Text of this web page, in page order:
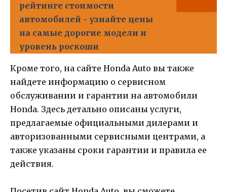
рейтинге стоимости
автомобилей - узнайте цены
на самые дорогие модели и
уровень роскоши
Кроме того, на сайте Honda Auto вы также
найдете информацию о сервисном
обслуживании и гарантии на автомобили
Honda. Здесь детально описаны услуги,
предлагаемые официальными дилерами и
авторизованными сервисными центрами, а
также указаны сроки гарантии и правила ее
действия.